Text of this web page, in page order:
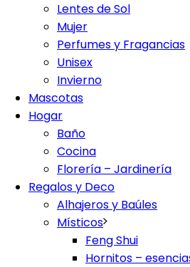
Lentes de Sol
Mujer
Perfumes y Fragancias
Unisex
Invierno
Mascotas
Hogar
Baño
Cocina
Florería – Jardinería
Regalos y Deco
Alhajeros y Baúles
Místicos
Feng Shui
Hornitos –